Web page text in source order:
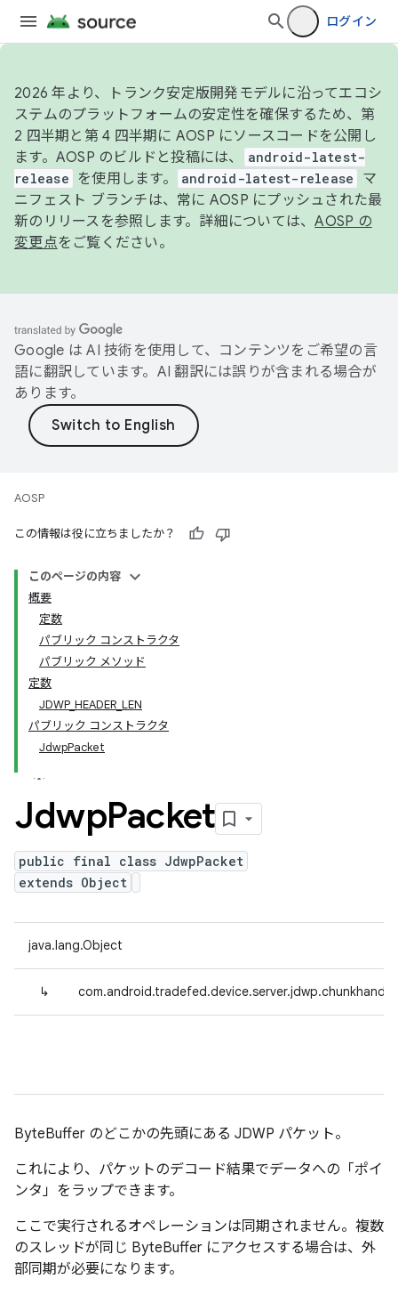
ログイン
2026 年より、トランク安定版開発モデルに沿ってエコシ
ステムのプラットフォームの安定性を確保するため、第
2 四半期と第 4 四半期に AOSP にソースコードを公開し
ます。AOSP のビルドと投稿には、
android-latest-
release
を使用します。 android-latest-release
マ
ニフェスト ブランチは、常に AOSP にプッシュされた最
新のリリースを参照します。詳細については、AOSP の
変更点をご覧ください。
Google は AI 技術を使用して、コンテンツをご希望の言
語に翻訳しています。AI 翻訳には誤りが含まれる場合が
あります。
AOSP
この情報は役に立ちましたか？
このページの内容
概要
定数
パブリック コンストラクタ
パブリック メソッド
定数
JDWP_HEADER_LEN
パブリック コンストラクタ
JdwpPacket
JdwpPacket
public final class JdwpPacket
extends Object
java.lang.Object
↳
ByteBuffer のどこかの先頭にある JDWP パケット。
これにより、パケットのデコード結果でデータへの「ポイ
ンタ」をラップできます。
ここで実行されるオペレーションは同期されません。複数
のスレッドが同じ ByteBuffer にアクセスする場合は、外
部同期が必要になります。